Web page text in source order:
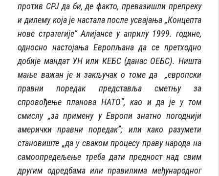
против СРЈ да би, де факто, превазишли препреку
и дилему која је настала после усвајања „Концепта
нове стратегије” Алијансе у априлу 1999. године,
односно настојања Европљана да се претходно
добије мандат УН или КЕБС (данас ОЕБС). Ништа
мање важан је и закључак о томе да „европски
правни поредак представља сметњу за
спровођење планова НАТО”, као и да је у том
смислу „за примену у Европи знатно погоднији
амерички правни поредак”; или како разумети
становиште „да у сваком процесу праву народа на
самоопредељење треба дати предност над свим
другим одредбама или правилима међународног